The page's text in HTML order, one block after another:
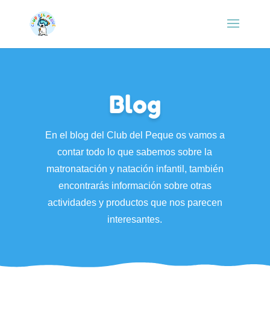
Blog
En el blog del Club del Peque os vamos a
contar todo lo que sabemos sobre la
matronatación y natación infantil, también
encontrarás información sobre otras
actividades y productos que nos parecen
interesantes.